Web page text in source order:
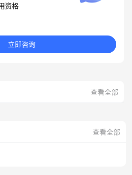
资格
立即咨询
查看全部
查看全部